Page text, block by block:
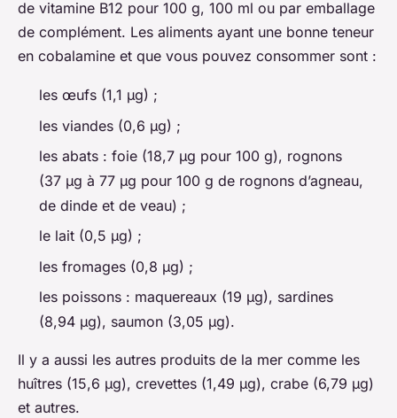
de vitamine B12 pour 100 g, 100 ml ou par emballage
de complément. Les aliments ayant une bonne teneur
en cobalamine et que vous pouvez consommer sont :
les œufs (1,1 µg) ;
les viandes (0,6 µg) ;
les abats : foie (18,7 µg pour 100 g), rognons
(37 µg à 77 µg pour 100 g de rognons d’agneau,
de dinde et de veau) ;
le lait (0,5 µg) ;
les fromages (0,8 µg) ;
les poissons : maquereaux (19 µg), sardines
(8,94 µg), saumon (3,05 µg).
Il y a aussi les autres produits de la mer comme les
huîtres (15,6 µg), crevettes (1,49 µg), crabe (6,79 µg)
et autres.